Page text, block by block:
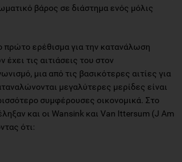
βάρος σε διάστημα ενός μόλις
πρώτο ερέθισμα για την κατανάλωση
τις αιτιάσεις του στον
μια από τις βασικότερες αιτίες για
μεγαλύτερες μερίδες είναι
συμφέρουσες οικονομικά. Στο
και οι Wansink και Van Ittersum (J Am
ότι: